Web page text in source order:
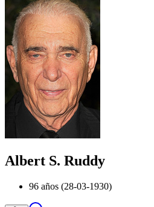
Albert S. Ruddy
96 años (28-03-1930)